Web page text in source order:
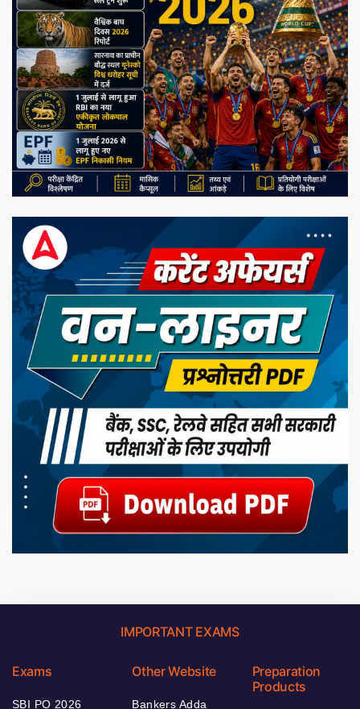
IMPORTANT EXAMS
Exams
SBI PO 2026
Other Website
Bankers Adda
Preparation
Products